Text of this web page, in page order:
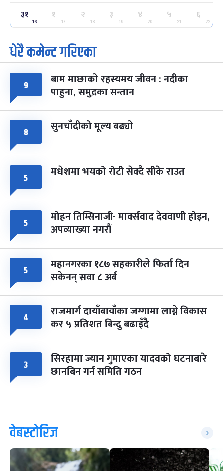
२५
मंगल
ग्याल्पो ल्होसार
फाल्गुन २५, २०८३ Mar 9, 2027
७ महिना बाँकी
७
आइत
पूर्णिमा व्रत
चैत्र ७, २०८३-Mar 21, 2027
८ फागुपूर्णिमा
चैत्र ८, २०८३-Mar 22, 2027
७ महिना बाँकी
३१
16
१
17
२
18
३
19
४
20
५
21
६
22
धेरै कमेन्ट गरिएका
९ बाम माछाको रहस्यमय जीवन : नदीका
पाहुना, समुद्रका सन्तान
८ सुनचाँदीको मूल्य बढ्यो
५ मधेशमा भयको रोटी सेक्दै सीके राउत
५ मोहन तिम्सिनाजी- मार्क्सवाद देववाणी होइन,
अपव्याख्या नगरौं
५ महानगरका १८७ सहकारीले फिर्ता दिन
सकेनन् सवा ८ अर्ब
४ राजमार्ग दायाँबायाँका जग्गामा लाग्ने विकास
कर ५ प्रतिशत बिन्दु बढाइँदै
३ सिरहामा ज्यान गुमाएका यादवको घटनाबारे
छानबिन गर्न समिति गठन
वेबस्टोरिज